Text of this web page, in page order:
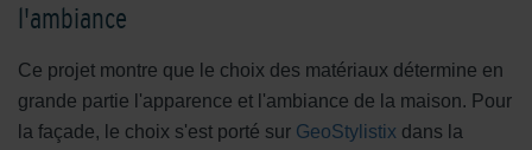
l'ambiance
Ce projet montre que le choix des matériaux détermine en
grande partie l'apparence et l'ambiance de la maison. Pour
la façade, le choix s'est porté sur GeoStylistix dans la